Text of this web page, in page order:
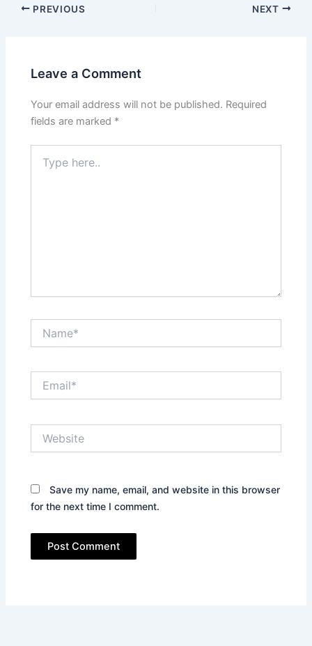
PREVIOUS NEXT
Leave a Comment
Your email address will not be published. Required
fields are marked *
here..
Save my name, email, and website in this browser
for the next time I comment.